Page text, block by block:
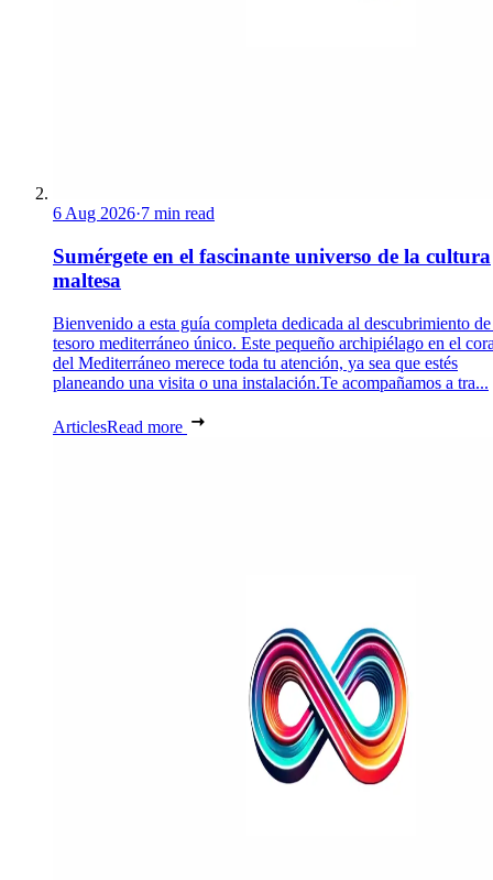
6 Aug 2026·7 min read
Sumérgete en el fascinante universo de la cultura
maltesa
Bienvenido a esta guía completa dedicada al descubrimiento
tesoro mediterráneo único. Este pequeño archipiélago en el
del Mediterráneo merece toda tu atención, ya sea que estés
planeando una visita o una instalación.Te acompañamos a tra...
ArticlesRead more